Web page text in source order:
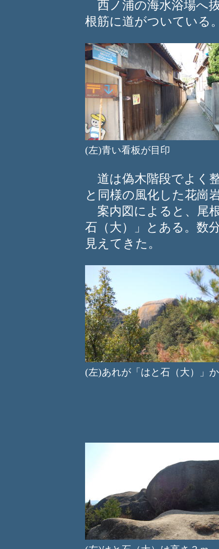
西ノ浦の海水浴場へ
根筋に道がついている
(左)青い看板が目印 (
道は偽木階段でよく
と同様の風化した花崗
案内図によると、尾
石（大）」とある。数
見えてきた。
(左)あれが「はと石（大